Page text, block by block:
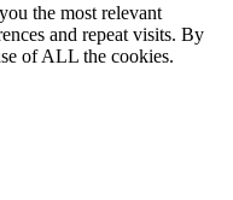
the most relevant
and repeat visits. By
of ALL the cookies.